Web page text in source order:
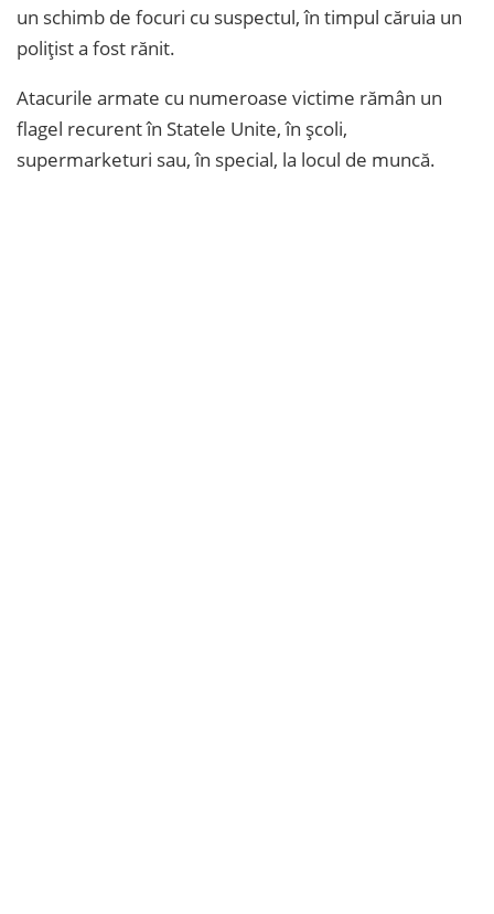
un schimb de focuri cu suspectul, în timpul căruia un
poliţist a fost rănit.
Atacurile armate cu numeroase victime rămân un
flagel recurent în Statele Unite, în şcoli,
supermarketuri sau, în special, la locul de muncă.